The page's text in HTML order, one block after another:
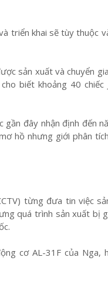
triển khai sẽ tùy thuộc
sản xuất và chuyển
biết khoảng 40
đây nhận định đến
hồ nhưng giới phân
từng đưa tin việc
quá trình sản xuất bị
cơ AL-31F của